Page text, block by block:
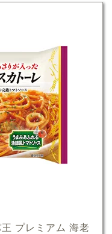
プレミアム 海老